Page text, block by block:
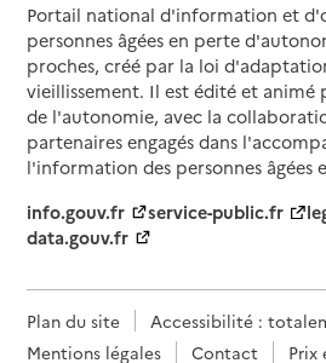
Portail national d'information et
personnes âgées en perte
proches, créé par la loi
vieillissement. Il est édité et animé
de l'autonomie, avec la
partenaires engagés dans
l'information des personnes âgées
info.gouv.fr
service-public.fr
data.gouv.fr
Plan du site
Accessibilité :
Mentions légales
Contact
Prix